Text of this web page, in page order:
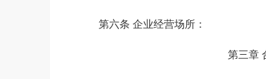
第六条 企业经营场所：
第三章